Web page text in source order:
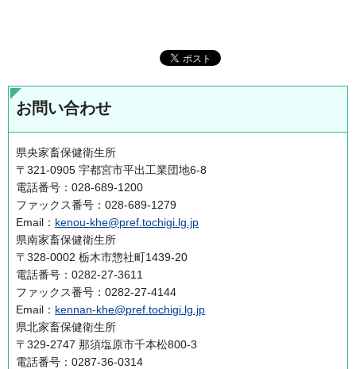
お問い合わせ
県央家畜保健衛生所
〒321-0905 宇都宮市平出工業団地6-8
電話番号：028-689-1200
ファックス番号：028-689-1279
Email： kenou-khe@pref.tochigi.lg.jp
県南家畜保健衛生所
〒328-0002 栃木市惣社町1439-20
電話番号：0282-27-3611
ファックス番号：0282-27-4144
Email： kennan-khe@pref.tochigi.lg.jp
県北家畜保健衛生所
〒329-2747 那須塩原市千本松800-3
電話番号：0287-36-0314